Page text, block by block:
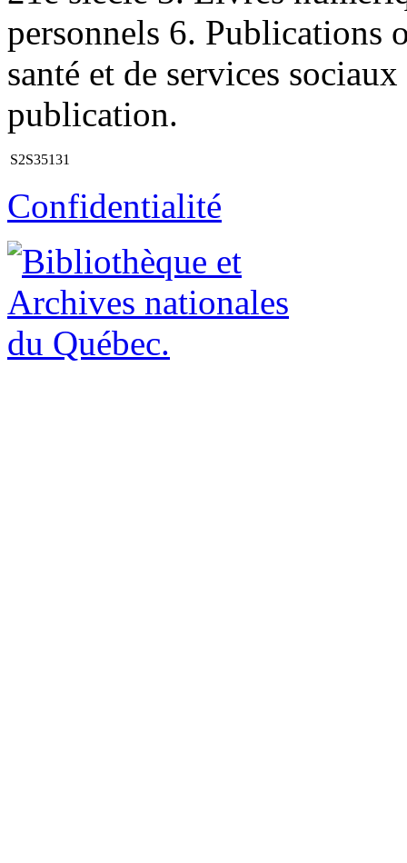
personnels 6. Publications
santé et de services
publication.
S2S35131
Confidentialité